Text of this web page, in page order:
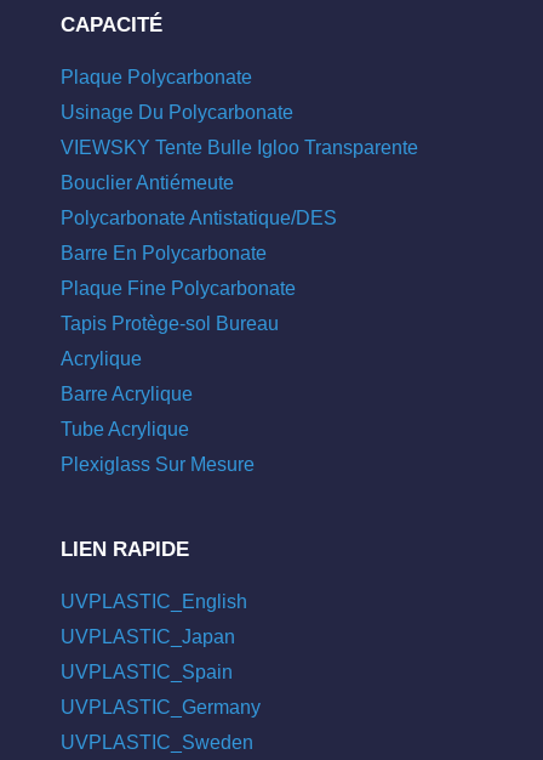
CAPACITÉ
Plaque Polycarbonate
Usinage Du Polycarbonate
VIEWSKY Tente Bulle Igloo Transparente
Bouclier Antiémeute
Polycarbonate Antistatique/DES
Barre En Polycarbonate
Plaque Fine Polycarbonate
Tapis Protège-sol Bureau
Acrylique
Barre Acrylique
Tube Acrylique
Plexiglass Sur Mesure
LIEN RAPIDE
UVPLASTIC_English
UVPLASTIC_Japan
UVPLASTIC_Spain
UVPLASTIC_Germany
UVPLASTIC_Sweden